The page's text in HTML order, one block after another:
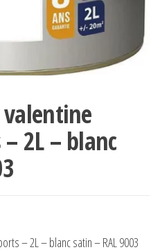
2L – blanc
– 2L – blanc satin – RAL 9003